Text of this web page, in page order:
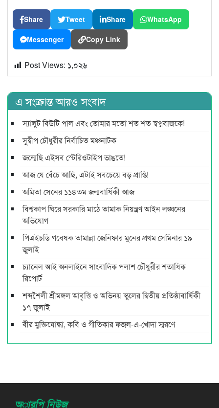
Share Tweet Share WhatsApp
Messenger Copy Link
Post Views: ১,০২৬
এ সংক্রান্ত আরও সংবাদ
স্যালুট বিউটি পাল এবং তোমার মতো শত শত স্বপ্নবাজকে!
সুদ্বীপ চৌধুরীর নির্বাচিত মঞ্চনাটক
জন্মেছি এইসব স্টেরিওটাইপ ভাঙতে!
আজ যে বেঁচে আছি, এটাই সবচেয়ে বড় প্রাপ্তি!
অমিতা সেনের ১১৪তম জন্মবার্ষিকী আজ
বিশ্বকাপ ঘিরে সরকারি মাঠে তামাক নিয়ন্ত্রণ আইন লঙ্ঘনের
অভিযোগ
পিএইচডি গবেষক তামান্না জেনিফার মুনের প্রথম সেমিনার ১৯
জুলাই
চ্যানেল আই অনলাইনে সাংবাদিক পলাশ চৌধুরীর শতাধিক
রিপোর্ট
শব্দশৈলী শ্রীমঙ্গল আবৃত্তি ও অভিনয় স্কুলের দ্বিতীয় প্রতিষ্ঠাবার্ষিকী
১৭ জুলাই
বীর মুক্তিযোদ্ধা, কবি ও গীতিকার ফজল-এ-খোদা স্মরণে
অারপি নিউজ